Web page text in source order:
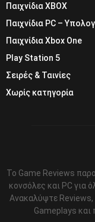
Παιχνίδια XBOX
Παιχνίδια PC –
Παιχνίδια Xbox One
Play Station 5
Σειρές & Ταινίες
Χωρίς κατηγορία
Το Game Reviews
κονσόλες και PC για
Ανακαλύψτε Reviews,
Gameplays